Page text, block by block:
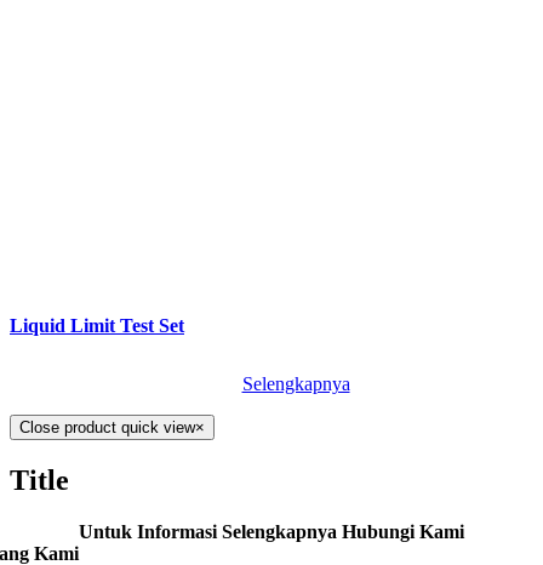
Liquid Limit Test Set
Selengkapnya
Close product quick view×
Title
Untuk Informasi Selengkapnya Hubungi Kami
Kami